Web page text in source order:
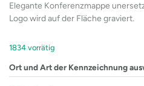
Elegante Konferenzmappe
Logo wird auf der Fläche graviert.
1834 vorrätig
Ort und Art der Kennzeichnung